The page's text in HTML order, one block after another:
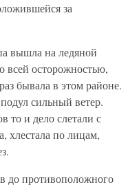
за
вышла на ледяной
всей осторожностью,
бывала в этом районе.
сильный ветер.
то и дело слетали с
хлестала по лицам,
до противоположного